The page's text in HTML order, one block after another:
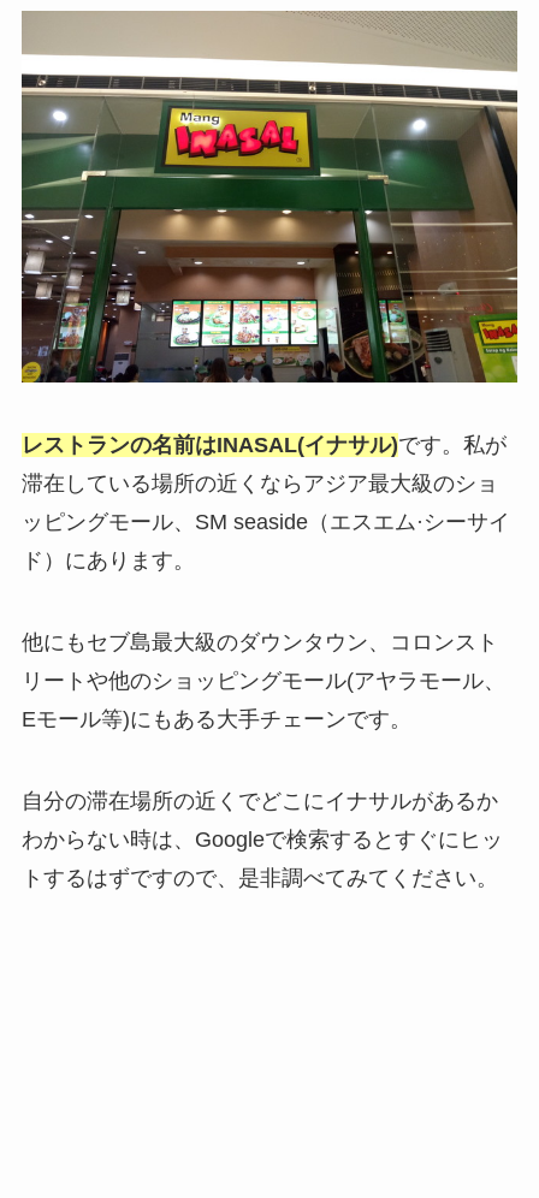
レストランの名前はINASAL(イナサル)です。私が
滞在している場所の近くならアジア最大級のショ
ッピングモール、SM seaside（エスエム·シーサイ
ド）にあります。
他にもセブ島最大級のダウンタウン、コロンスト
リートや他のショッピングモール(アヤラモール、
Eモール等)にもある大手チェーンです。
自分の滞在場所の近くでどこにイナサルがあるか
わからない時は、Googleで検索するとすぐにヒッ
トするはずですので、是非調べてみてください。